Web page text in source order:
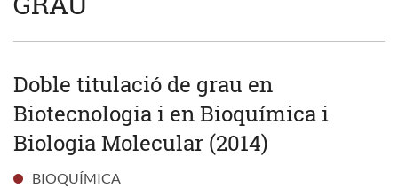
Doble titulació de grau en
Biotecnologia i en Bioquímica i
Biologia Molecular (2014)
BIOQUÍMICA